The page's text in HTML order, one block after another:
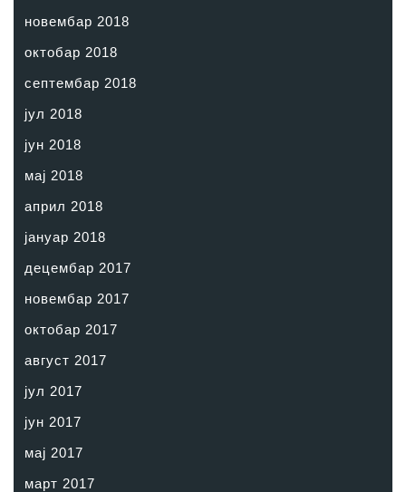
новембар 2018
октобар 2018
септембар 2018
јул 2018
јун 2018
мај 2018
април 2018
јануар 2018
децембар 2017
новембар 2017
октобар 2017
август 2017
јул 2017
јун 2017
мај 2017
март 2017